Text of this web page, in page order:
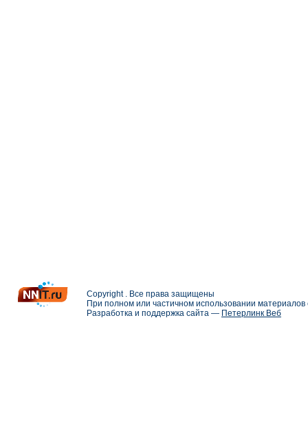
Copyright . Все права защищены
При полном или частичном использовании
Разработка и поддержка сайта — Петерлинк Веб